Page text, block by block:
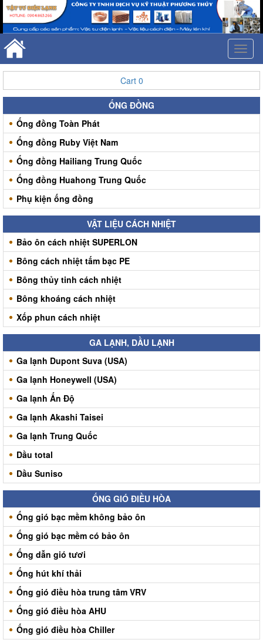
Cart 0
ỐNG ĐỒNG
Ống đồng Toàn Phát
Ống đồng Ruby Việt Nam
Ống đồng Hailiang Trung Quốc
Ống đồng Huahong Trung Quốc
Phụ kiện ống đồng
VẬT LIỆU CÁCH NHIỆT
Bảo ôn cách nhiệt SUPERLON
Bông cách nhiệt tấm bạc PE
Bông thủy tinh cách nhiệt
Bông khoáng cách nhiệt
Xốp phun cách nhiệt
GA LẠNH, DẦU LẠNH
Ga lạnh Dupont Suva (USA)
Ga lạnh Honeywell (USA)
Ga lạnh Ấn Độ
Ga lạnh Akashi Taisei
Ga lạnh Trung Quốc
Dầu total
Dầu Suniso
ỐNG GIÓ ĐIỀU HÒA
Ống gió bạc mềm không bảo ôn
Ống gió bạc mềm có bảo ôn
Ống dẫn gió tươi
Ống hút khí thải
Ống gió điều hòa trung tâm VRV
Ống gió điều hòa AHU
Ống gió điều hòa Chiller